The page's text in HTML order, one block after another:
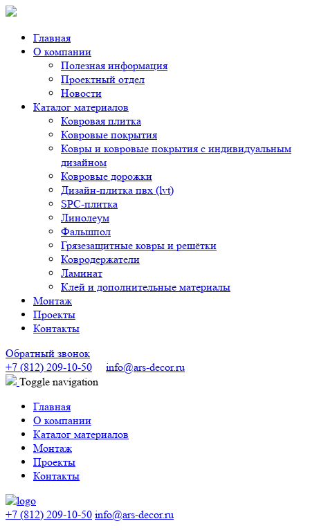
Главная
О компании
Полезная информация
Проектный отдел
Новости
Каталог материалов
Ковровая плитка
Ковровые покрытия
Ковры и ковровые покрытия с индивидуальным
дизайном
Ковровые дорожки
Дизайн-плитка пвх (lvt)
SPC-плитка
Линолеум
Фальшпол
Грязезащитные ковры и решётки
Ковродержатели
Ламинат
Клей и дополнительные материалы
Монтаж
Проекты
Контакты
Обратный звонок
+7 (812) 209-10-50
info@ars-decor.ru
Toggle navigation
Главная
О компании
Каталог материалов
Монтаж
Проекты
Контакты
+7 (812) 209-10-50 info@ars-decor.ru